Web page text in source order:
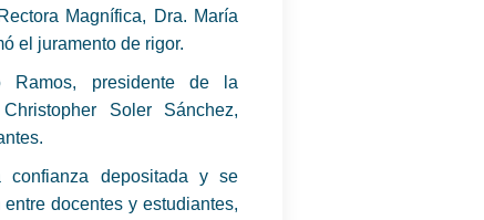
Magnífica, Dra. María
el juramento de rigor.
Ramos, presidente de la
Soler Sánchez,
confianza depositada y se
docentes y estudiantes,